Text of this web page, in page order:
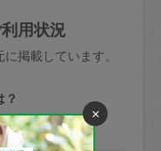
ンセル＝依頼
9時開始の場
ャンセル料が
外となるので
さい：初めて
用状況
掲載しています。
？
×